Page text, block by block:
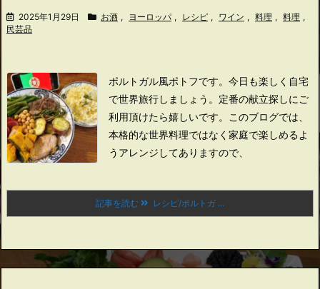
2025年1月29日 お酒 , ヨーロッパ , レシピ , ワイン , 料理 , 料理 ,
民芸品
ポルトガル風ポトフです。 今日も楽しく自宅
で世界旅行しましょう。 定番の献立探しにご
利用頂けたら嬉しいです。
このブログでは、
本格的な世界料理ではなく家庭で楽しめるよ
うアレンジしてありますので、
記事を読む レシピ/ポルトガ ...